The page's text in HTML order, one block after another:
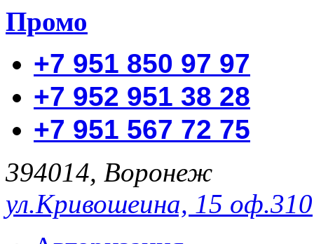
Промо
+7 951 850 97 97
+7 952 951 38 28
+7 951 567 72 75
394014, Воронеж
ул.Кривошеина, 15 оф.310